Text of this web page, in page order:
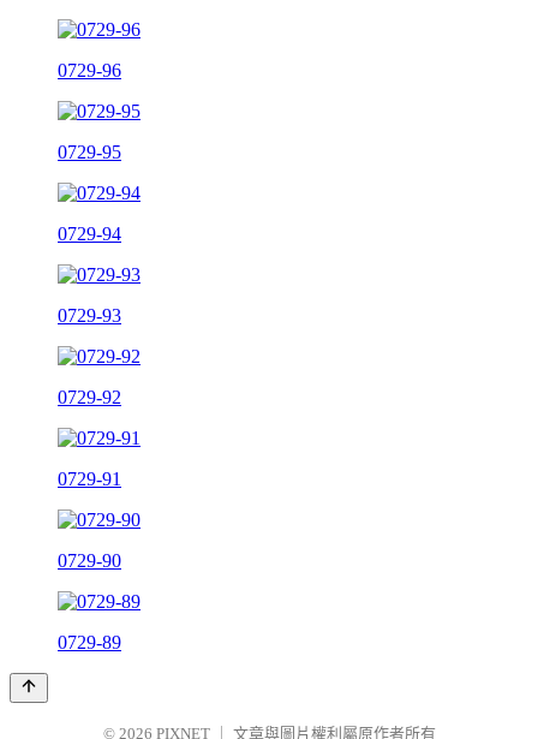
0729-96
0729-95
0729-94
0729-93
0729-92
0729-91
0729-90
0729-89
© 2026 PIXNET 文章與圖片權利屬原作者所有